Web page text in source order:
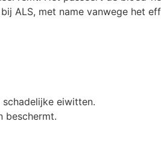
ALS, met name vanwege het
eiwitten.
beschermt.